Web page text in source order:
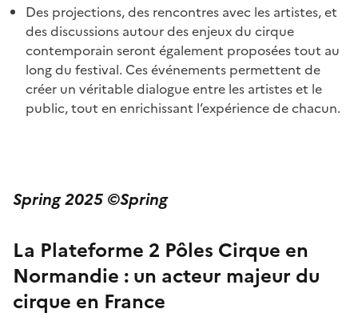
Des projections, des rencontres avec les artistes, et
des discussions autour des enjeux du cirque
contemporain seront également proposées tout au
long du festival. Ces événements permettent de
créer un véritable dialogue entre les artistes et le
public, tout en enrichissant l’expérience de chacun.
Spring 2025 ©Spring
La Plateforme 2 Pôles Cirque en
Normandie : un acteur majeur du
cirque en France